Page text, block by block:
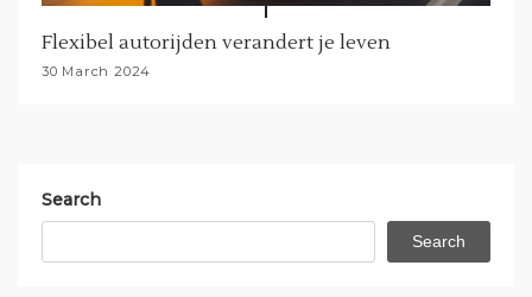
Flexibel autorijden verandert je leven
30 March 2024
Search
Search